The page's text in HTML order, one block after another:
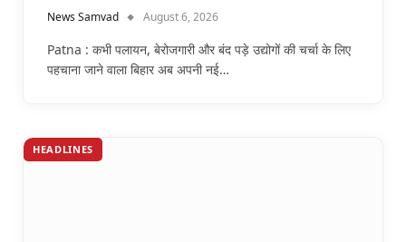
News Samvad August 6, 2026
Patna : कभी पलायन, बेरोजगारी और बंद पड़े उद्योगों की चर्चा के लिए
पहचाना जाने वाला बिहार अब अपनी नई…
HEADLINES